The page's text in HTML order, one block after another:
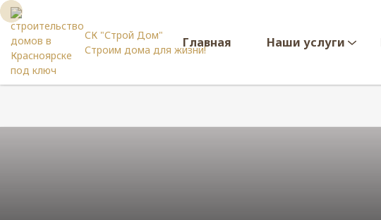
СК "Строй Дом"
Строим дома для жизни!Главная Наши услуги